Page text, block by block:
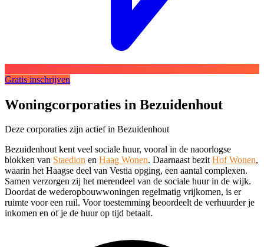
Gratis inschrijven
Woningcorporaties in Bezuidenhout
Deze corporaties zijn actief in Bezuidenhout
Bezuidenhout kent veel sociale huur, vooral in de naoorlogse
blokken van Staedion en Haag Wonen. Daarnaast bezitHof Wonen,
waarin het Haagse deel van Vestia opging, een aantal complexen.
Samen verzorgen zij het merendeel van de sociale huur in de wijk.
Doordat de wederopbouwwoningen regelmatig vrijkomen, is er
ruimte voor een ruil. Voor toestemming beoordeelt de verhuurder je
inkomen en of je de huur op tijd betaalt.